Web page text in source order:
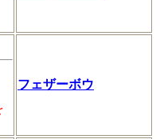
フェザーボウ